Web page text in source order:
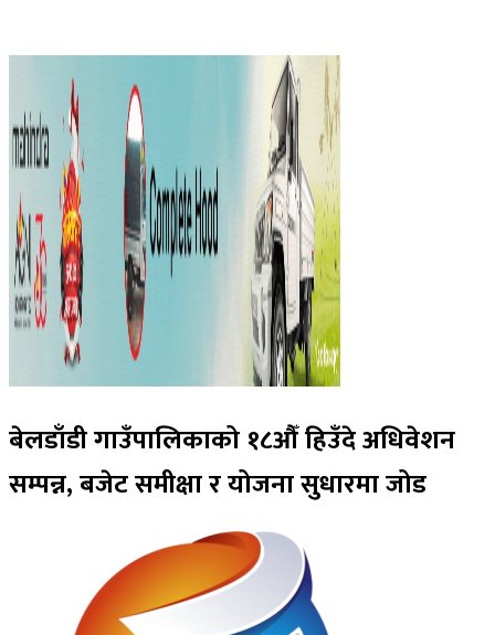
बेलडाँडी गाउँपालिकाको १८औँ हिउँदे अधिवेशन
सम्पन्न, बजेट समीक्षा र योजना सुधारमा जोड